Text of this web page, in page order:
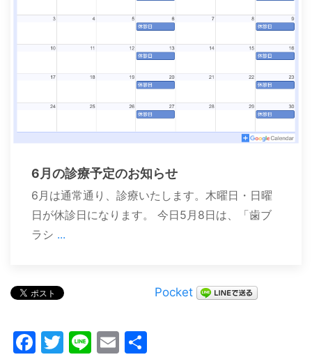
6月の診療予定のお知らせ
6月は通常通り、診療いたします。木曜日・日曜
日が休診日になります。 今日5月8日は、「歯ブ
ラシ ...
Pocket
Facebook
Twitter
LineEmail